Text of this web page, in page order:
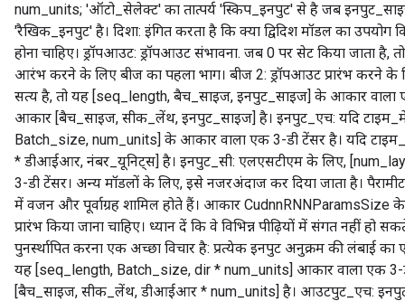
num_units; 'ऑटो_सेलेक्ट' का तात्पर्य 'स्किप_इनपुट' से है जब
'रैखिक_इनपुट' है। दिशा: इंगित करता है कि क्या द्विदिश मॉडल का उपयोग
होना चाहिए। ड्रॉपआउट: ड्रॉपआउट संभावना. जब 0 पर सेट किया जाता है,
आरंभ करने के लिए बीज का पहला भाग। बीज 2: ड्रॉपआउट प्रारंभ करने के
सत्य है, तो यह [seq_length, बैच_साइज, इनपुट_साइज] के आकार वाला
आकार [बैच_साइज, सीक_लेंथ, इनपुट_साइज] है। इनपुट_एच: यदि
Batch_size, num_units] के आकार वाला एक 3-डी टेंसर है। यदि
* डीआईआर, नंबर_यूनिट्स] है। इनपुट_सी: एलएसटीएम के लिए,
3-डी टेंसर। अन्य मॉडलों के लिए, इसे नजरअंदाज कर दिया जाता है।
में वजन और पूर्वाग्रह शामिल होते हैं। आकार CudnnRNNParamsSize
प्रारंभ किया जाना चाहिए। ध्यान दें कि वे विभिन्न पीढ़ियों में संगत नहीं
पुनर्स्थापित करना एक अच्छा विचार है: प्रत्येक इनपुट अनुक्रम की लंबाई
यह [seq_length, Batch_size, dir * num_units] आकार वाला एक 3-
[बैच_साइज, सीक_लेंथ, डीआईआर * num_units] है। आउटपुट_एच: